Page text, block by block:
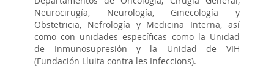
Neurocirugía, Neurología, Ginecología y
Obstetricia, Nefrología y Medicina Interna, así
como con unidades específicas como la Unidad
de Inmunosupresión y la Unidad de VIH
(Fundación Lluita contra les Infeccions).